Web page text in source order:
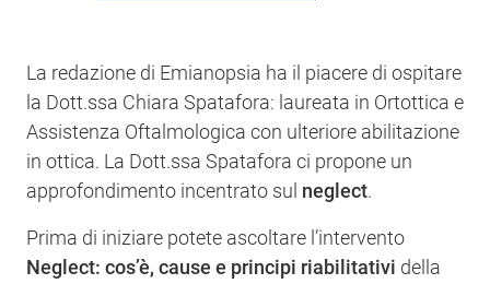
La redazione di Emianopsia ha il piacere di ospitare
la Dott.ssa Chiara Spatafora: laureata in Ortottica e
Assistenza Oftalmologica con ulteriore abilitazione
in ottica. La Dott.ssa Spatafora ci propone un
approfondimento incentrato sul neglect.
Prima di iniziare potete ascoltare l’intervento
Neglect: cos’è, cause e principi riabilitativi della